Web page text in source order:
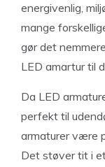
energivenlig,
mange
gør det
LED amartur til
Da LED
perfekt til
armaturer være
Det støver tit i